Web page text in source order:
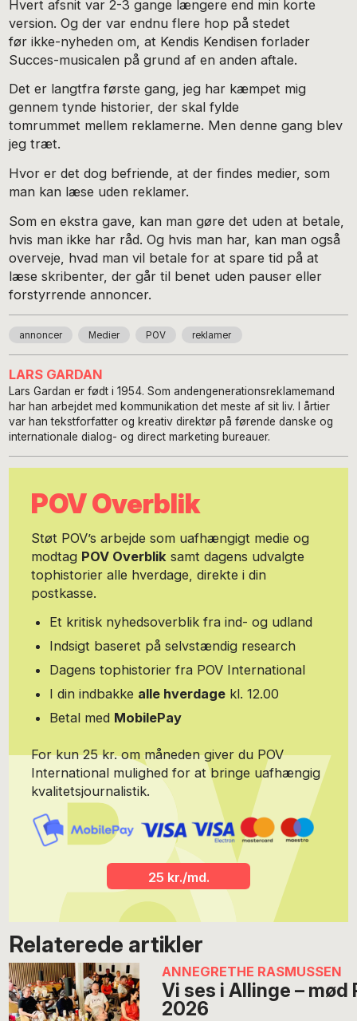
Hvert afsnit var 2-3 gange længere end min korte
version. Og der var endnu flere hop på stedet
før ikke-nyheden om, at Kendis Kendisen forlader
Succes-musicalen på grund af en anden aftale.
Det er langtfra første gang, jeg har kæmpet mig
gennem tynde historier, der skal fylde
tomrummet mellem reklamerne. Men denne gang blev
jeg træt.
Hvor er det dog befriende, at der findes medier, som
man kan læse uden reklamer.
Som en ekstra gave, kan man gøre det uden at betale,
hvis man ikke har råd. Og hvis man har, kan man også
overveje, hvad man vil betale for at spare tid på at
læse skribenter, der går til benet uden pauser eller
forstyrrende annoncer.
annoncer Medier POV reklamer
LARS GARDAN
Lars Gardan er født i 1954. Som andengenerationsreklamemand
har han arbejdet med kommunikation det meste af sit liv. I årtier
var han tekstforfatter og kreativ direktør på førende danske og
internationale dialog- og direct marketing bureauer.
POV Overblik
Støt POV’s arbejde som uafhængigt medie og
modtag POV Overblik samt dagens udvalgte
tophistorier alle hverdage, direkte i din
postkasse.
Et kritisk nyhedsoverblik fra ind- og udland
Indsigt baseret på selvstændig research
Dagens tophistorier fra POV International
I din indbakke alle hverdage kl. 12.00
Betal med MobilePay
For kun 25 kr. om måneden giver du POV
International mulighed for at bringe uafhængig
kvalitetsjournalistik.
25 kr./md.
Relaterede artikler
ANNEGRETHE RASMUSSEN
Vi ses i Allinge – mød
2026